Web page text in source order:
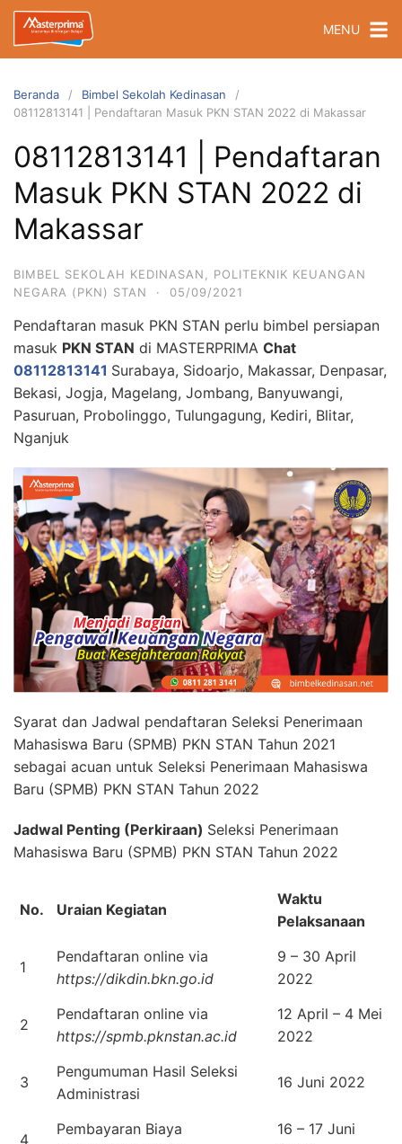
Langsung
konten
MENU
Beranda
Bimbel Sekolah Kedinasan
08112813141 | Pendaftaran Masuk PKN STAN 2022 di Makassar
08112813141 | Pendaftaran
Masuk PKN STAN 2022 di
Makassar
BIMBEL SEKOLAH KEDINASAN
POLITEKNIK KEUANGAN
NEGARA (PKN) STAN
· 05/09/2021
Pendaftaran masuk PKN STAN perlu bimbel persiapan
masuk PKN STAN di MASTERPRIMA Chat
08112813141 Surabaya, Sidoarjo, Makassar, Denpasar,
Bekasi, Jogja, Magelang, Jombang, Banyuwangi,
Pasuruan, Probolinggo, Tulungagung, Kediri, Blitar,
Nganjuk
Syarat dan Jadwal pendaftaran Seleksi Penerimaan
Mahasiswa Baru (SPMB) PKN STAN Tahun 2021
sebagai acuan untuk Seleksi Penerimaan Mahasiswa
Baru (SPMB) PKN STAN Tahun 2022
Jadwal Penting (Perkiraan) Seleksi Penerimaan
Mahasiswa Baru (SPMB) PKN STAN Tahun 2022
No. Uraian Kegiatan
Waktu
Pelaksanaan
1
Pendaftaran online via
https://dikdin.bkn.go.id
9 – 30 April
2022
2
Pendaftaran online via
https://spmb.pknstan.ac.id
12 April – 4 Mei
2022
3
Pengumuman Hasil Seleksi
Administrasi
16 Juni 2022
4
Pembayaran Biaya
16 – 17 Juni